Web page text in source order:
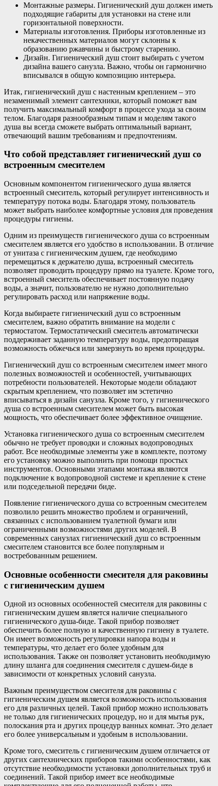
Монтажные размеры. Гигиенический душ должен иметь
подходящие габариты для установки на стене или
горизонтальной поверхности.
Материалы изготовления. Приборы изготовленные из
некачественных материалов могут склонны к
образованию ржавчины и быстрому старению.
Дизайн. Гигиенический душ стоит выбирать с учетом
дизайна вашего санузла. Важно, чтобы он гармонично
вписывался в общую композицию интерьера.
Итак, гигиенический душ с настенным креплением – это
незаменимый элемент сантехники, который поможет вам
получить максимальный комфорт в процессе ухода за своим
телом. Благодаря разнообразным типам и моделям такого
душа вы всегда сможете выбрать оптимальный вариант,
отвечающий вашим требованиям и предпочтениям.
Что собой представляет гигиенический душ со
встроенным смесителем
Основным компонентом гигиенического душа является
встроенный смеситель, который регулирует интенсивность и
температуру потока воды. Благодаря этому, пользователь
может выбрать наиболее комфортные условия для проведения
процедуры гигиены.
Одним из преимуществ гигиенического душа со встроенным
смесителем является его удобство в использовании. В отличие
от унитаза с гигиеническим душем, где необходимо
перемещаться к держателю душа, встроенный смеситель
позволяет проводить процедуру прямо на туалете. Кроме того,
встроенный смеситель обеспечивает постоянную подачу
воды, а значит, пользователю не нужно дополнительно
регулировать расход или напряжение воды.
Когда выбираете гигиенический душ со встроенным
смесителем, важно обратить внимание на модели с
термостатом. Термостатический смеситель автоматически
поддерживает заданную температуру воды, предотвращая
возможность обжечься или замерзнуть во время процедуры.
Гигиенический душ со встроенным смесителем имеет много
полезных возможностей и особенностей, учитывающих
потребности пользователей. Некоторые модели обладают
скрытым креплением, что позволяет им эстетично
вписываться в дизайн санузла. Кроме того, у гигиенического
душа со встроенным смесителем может быть высокая
мощность, что обеспечивает более эффективное очищение.
Установка гигиенического душа со встроенным смесителем
обычно не требует проводки и сложных водопроводных
работ. Все необходимые элементы уже в комплекте, поэтому
его установку можно выполнить при помощи простых
инструментов. Основными этапами монтажа являются
подключение к водопроводной системе и крепление к стене
или подседельной передачи биде.
Появление гигиенического душа со встроенным смесителем
позволило решить множество проблем и ограничений,
связанных с использованием туалетной бумаги или
ограниченными возможностями других моделей. В
современных санузлах гигиенический душ со встроенным
смесителем становится все более популярным и
востребованным решением.
Основные особенности смесителя для раковины
с гигиеническим душем
Одной из основных особенностей смесителя для раковины с
гигиеническим душем является наличие специального
гигиенического душа-биде. Такой прибор позволяет
обеспечить более полную и качественную гигиену в туалете.
Он имеет возможность регулировки напора воды и
температуры, что делает его более удобным для
использования. Также он позволяет установить необходимую
длину шланга для соединения смесителя с душем-биде в
зависимости от конкретных условий санузла.
Важным преимуществом смесителя для раковины с
гигиеническим душем является возможность использования
его для различных целей. Такой прибор можно использовать
не только для гигиенических процедур, но и для мытья рук,
полоскания рта и других процедур ванных комнат. Это делает
его более универсальным и удобным в использовании.
Кроме того, смеситель с гигиеническим душем отличается от
других сантехнических приборов такими особенностями, как
отсутствие необходимости установки дополнительных труб и
соединений. Такой прибор имеет все необходимые